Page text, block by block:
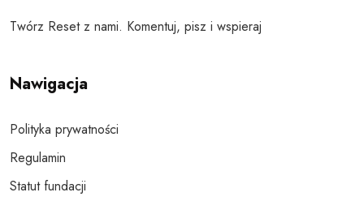
Twórz Reset z nami. Komentuj, pisz i wspieraj
Nawigacja
Polityka prywatności
Regulamin
Statut fundacji